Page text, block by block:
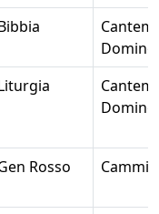
Domino
Domino
Rosso